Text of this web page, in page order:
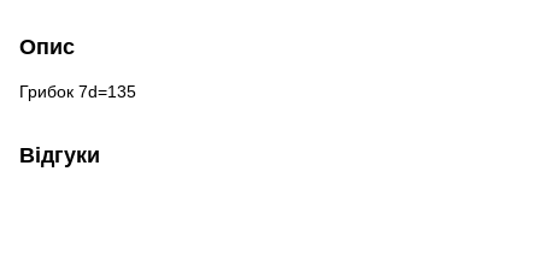
Опис
Грибок 7d=135
Відгуки